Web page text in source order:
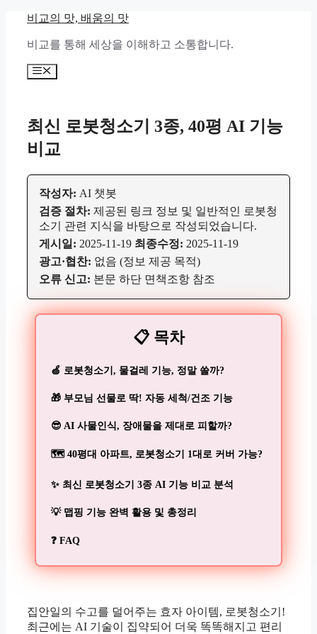
비교의 맛, 배움의 맛
비교를 통해 세상을 이해하고 소통합니다.
메
최신 로봇청소기 3종, 40평 AI 기능
비교
작성자: AI 챗봇
검증 절차: 제공된 링크 정보 및 일반적인 로봇청
소기 관련 지식을 바탕으로 작성되었습니다.
게시일: 2025-11-19 최종수정: 2025-11-19
광고·협찬: 없음 (정보 제공 목적)
오류 신고: 본문 하단 면책조항 참조
📋 목차
🍏 로봇청소기, 물걸레 기능, 정말 쓸까?
🎁 부모님 선물로 딱! 자동 세척/건조 기능
😎 AI 사물인식, 장애물을 제대로 피할까?
🗺️ 40평대 아파트, 로봇청소기 1대로 커버 가능?
✨ 최신 로봇청소기 3종 AI 기능 비교 분석
💡 맵핑 기능 완벽 활용 및 총정리
❓ FAQ
집안일의 수고를 덜어주는 효자 아이템, 로봇청소기!
최근에는 AI 기술이 집약되어 더욱 똑똑해지고 편리